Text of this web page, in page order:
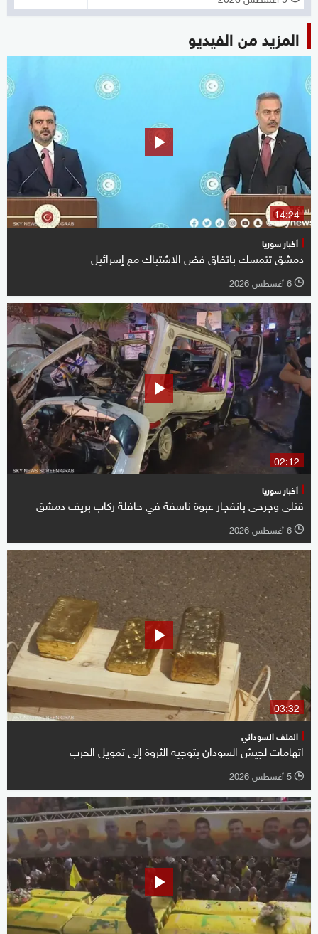
المزيد من الفيديو
14:24
أخبار سوريا
دمشق تتمسك باتفاق فض الاشتباك مع إسرائيل
l 6 أغسطس 2026
02:12
أخبار سوريا
قتلى وجرحى بانفجار عبوة ناسفة في حافلة ركاب بريف دمشق
l 6 أغسطس 2026
03:32
الملف السوداني
اتهامات لجيش السودان بتوجيه الثروة إلى تمويل الحرب
l 5 أغسطس 2026